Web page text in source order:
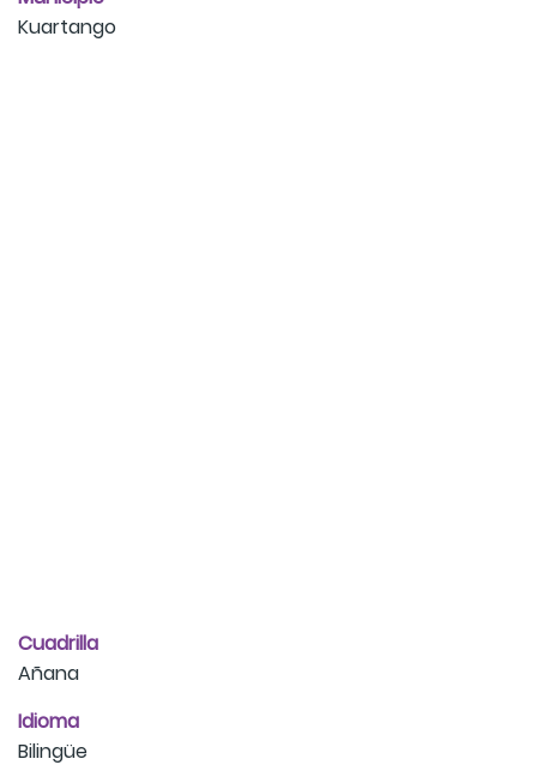
Kuartango
Cuadrilla
Añana
Idioma
Bilingüe